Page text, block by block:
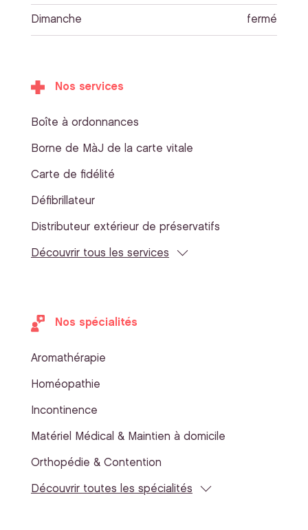
Dimanche fermé
Nos services
Boîte à ordonnances
Borne de MàJ de la carte vitale
Carte de fidélité
Défibrillateur
Distributeur extérieur de préservatifs
Découvrir tous les services
Nos spécialités
Aromathérapie
Homéopathie
Incontinence
Matériel Médical & Maintien à domicile
Orthopédie & Contention
Découvrir toutes les spécialités